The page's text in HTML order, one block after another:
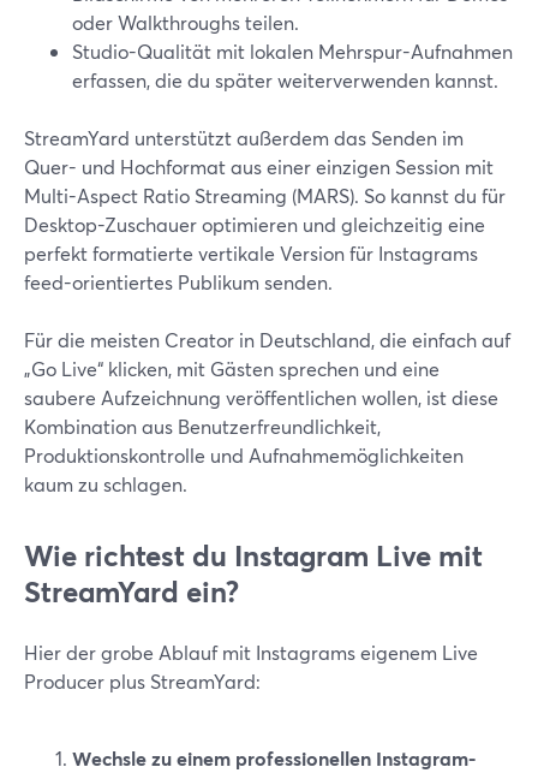
oder Walkthroughs teilen.
Studio-Qualität mit lokalen Mehrspur-Aufnahmen
erfassen, die du später weiterverwenden kannst.
StreamYard unterstützt außerdem das Senden im
Quer- und Hochformat aus einer einzigen Session mit
Multi-Aspect Ratio Streaming (MARS). So kannst du für
Desktop-Zuschauer optimieren und gleichzeitig eine
perfekt formatierte vertikale Version für Instagrams
feed-orientiertes Publikum senden.
Für die meisten Creator in Deutschland, die einfach auf
„Go Live“ klicken, mit Gästen sprechen und eine
saubere Aufzeichnung veröffentlichen wollen, ist diese
Kombination aus Benutzerfreundlichkeit,
Produktionskontrolle und Aufnahmemöglichkeiten
kaum zu schlagen.
Wie richtest du Instagram Live mit
StreamYard ein?
Hier der grobe Ablauf mit Instagrams eigenem Live
Producer plus StreamYard:
Wechsle zu einem professionellen Instagram-